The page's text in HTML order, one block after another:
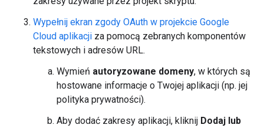
Wypełnij ekran zgody OAuth w projekcie Google
Cloud aplikacji za pomocą zebranych komponentów
tekstowych i adresów URL.
Wymień autoryzowane domeny, w których są
hostowane informacje o Twojej aplikacji (np. jej
polityka prywatności).
Aby dodać zakresy aplikacji, kliknij Dodaj lub